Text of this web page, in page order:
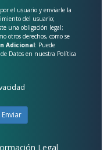
el usuario y enviarle la
del usuario;
una obligación legal;
otros derechos, como se
Adicional: Puede
Datos en nuestra Política
.
Enviar
Legal